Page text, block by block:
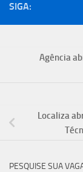
SIGA:
Agência
Localiza
PESQUISE SUA